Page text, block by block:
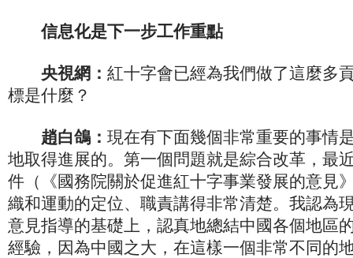
信息化是下一步工作重點
央視網： 紅十字會已經為我們做了這麼多
標是什麼？
趙白鴿： 現在有下面幾個非常重要的事情
地取得進展的。第一個問題就是綜合改革，最
件（《國務院關於促進紅十字事業發展的意見
織和運動的定位、職責講得非常清楚。我認為
意見指導的基礎上，認真地總結中國各個地區
經驗，因為中國之大，在這樣一個非常不同的